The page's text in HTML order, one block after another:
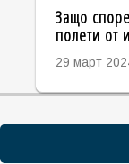
Защо
полети от
29 март